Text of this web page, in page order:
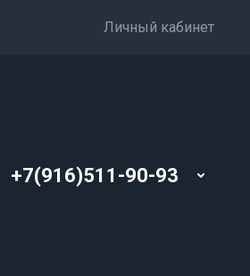
Личный кабинет
+7(916)511-90-93